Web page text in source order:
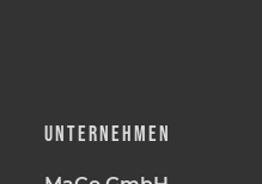
UNTERNEHMEN